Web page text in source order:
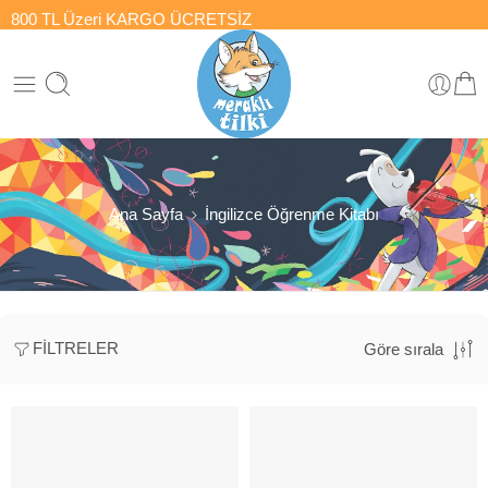
800 TL Üzeri KARGO ÜCRETSİZ
Ana Sayfa İngilizce Öğrenme Kitabı
FILTRELER Göre sırala